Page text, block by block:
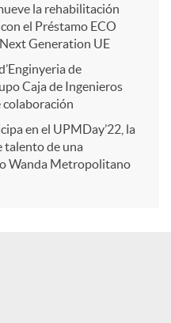
la rehabilitación
el Préstamo ECO
Generation UE
de
Caja de Ingenieros
colaboración
en el UPMDay’22, la
talento de una
Wanda Metropolitano